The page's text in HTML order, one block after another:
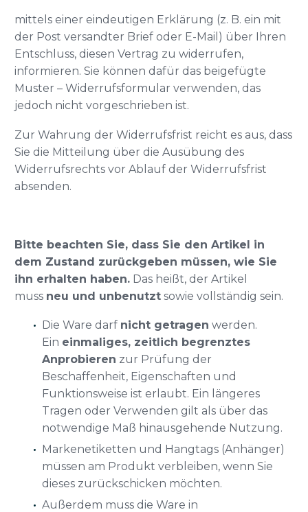
mittels einer eindeutigen Erklärung (z. B. ein mit
der Post versandter Brief oder E-Mail) über Ihren
Entschluss, diesen Vertrag zu widerrufen,
informieren. Sie können dafür das beigefügte
Muster – Widerrufsformular verwenden, das
jedoch nicht vorgeschrieben ist.
Zur Wahrung der Widerrufsfrist reicht es aus, dass
Sie die Mitteilung über die Ausübung des
Widerrufsrechts vor Ablauf der Widerrufsfrist
absenden.
Bitte beachten Sie, dass Sie den Artikel in
dem Zustand zurückgeben müssen, wie Sie
ihn erhalten haben. Das heißt, der Artikel
muss neu und unbenutzt sowie vollständig sein.
Die Ware darf nicht getragen werden.
Ein einmaliges, zeitlich begrenztes
Anprobieren zur Prüfung der
Beschaffenheit, Eigenschaften und
Funktionsweise ist erlaubt. Ein längeres
Tragen oder Verwenden gilt als über das
notwendige Maß hinausgehende Nutzung.
Markenetiketten und Hangtags (Anhänger)
müssen am Produkt verbleiben, wenn Sie
dieses zurückschicken möchten.
Außerdem muss die Ware in